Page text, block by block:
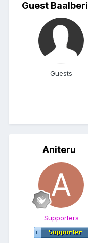
Guest
Guests
Aniteru
Supporters